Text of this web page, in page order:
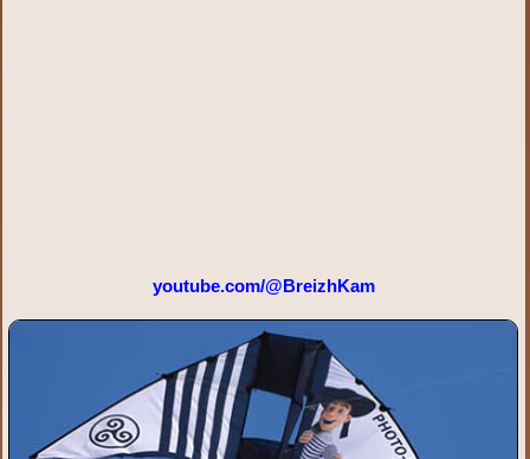
youtube.com/@BreizhKam